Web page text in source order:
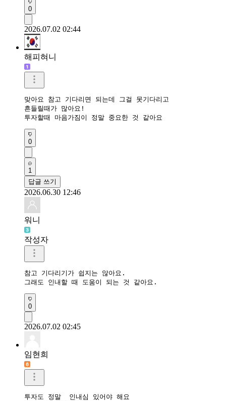
0
2026.07.02 02:44
해피혀니
맞아요 참고 기다리면 되는데 그걸 못기다리고
흔들릴때가 많아요!
투자할때 마음가짐이 정말 중요한 것 같아요
0
1
답글 쓰기
2026.06.30 12:46
워니
작성자
참고 기다리기가 쉽지는 않아요.
그래도 인내할 때 도움이 되는 것 같아요.
0
2026.07.02 02:45
임현희
투자도 정말  인내심 있어야 해요